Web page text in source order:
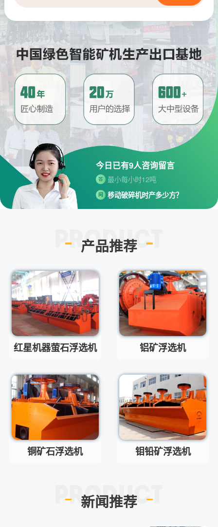
今日已有9人咨询留言
问 请问厂家地址在哪？
河南省郑州市高新技术开发区梧
桐街与红松路交叉口中国高端矿
机生产出口基地园区
答 最小每小时12吨
问 移动破碎机时产多少方？
答 每小时30-300方的型号都有。
问 小型的制砂机类型有哪些？
答
主要有细碎机，复合破，对辊制
请问厂家地址在哪？
河南省郑州市高新技术开发区梧
桐街与红松路交叉口中国高端矿
机生产出口基地园区
问 制砂机最小的产量是多少？
最小每小时12吨
每小时30-300方的型号都有。
问 红星制砂机在环保上达标吗？
答 环保测验均达到标准
问 小型的制砂机类型有哪些？
主要有细碎机，复合破，对辊制
砂机，HX制砂机等
产品推荐
红星机器萤石浮选机 铝矿浮选机
铜矿石浮选机 钼铅矿浮选机
新闻推荐